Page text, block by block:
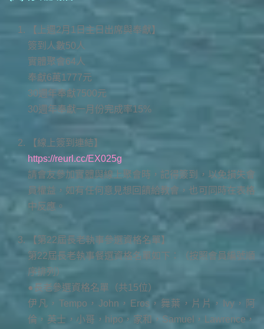
【上週2月1日主日出席與奉獻】
簽到人數50人
實體聚會64人
奉獻6萬1777元
30週年奉獻7500元
30週年奉獻一月份完成率15%
【線上簽到連結】
https://reurl.cc/EX025g
請會友參加實體與線上聚會時，記得簽到，以免損失會
員權益，如有任何意見想回饋給教會，也可同時在表格
中反應。
【第22屆長老執事參選資格名單】
第22屆長老執事餐選資格名單如下：（按照會員編號順
序排列）
●長老參選資格名單（共15位）
伊凡，Tempo，John，Eros，舞葉，片片，Ivy，阿
倫，英士，小哥，hipo，家和，Samuel，Lawrence，